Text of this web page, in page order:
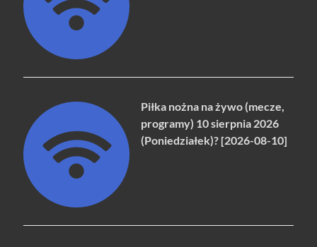
Piłka nożna na żywo (mecze,
programy) 10 sierpnia 2026
(Poniedziałek)? [2026-08-10]